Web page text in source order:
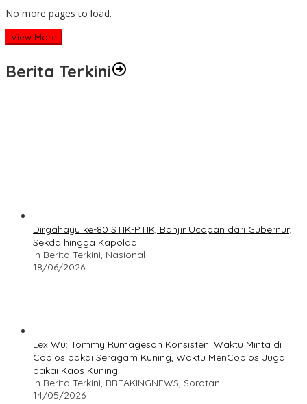
No more pages to load.
View More
Berita Terkini
Dirgahayu ke-80 STIK-PTIK, Banjir Ucapan dari Gubernur,
Sekda hingga Kapolda.
In Berita Terkini, Nasional
18/06/2026
Lex Wu: Tommy Rumagesan Konsisten! Waktu Minta di
Coblos pakai Seragam Kuning, Waktu MenCoblos Juga
pakai Kaos Kuning.
In Berita Terkini, BREAKINGNEWS, Sorotan
14/05/2026